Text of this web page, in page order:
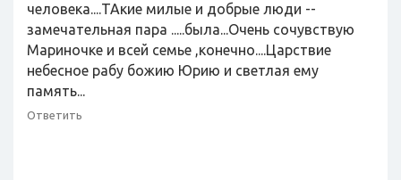
человека....ТАкие милые и добрые люди --
замечательная пара .....была...Очень сочувствую
Мариночке и всей семье ,конечно....Царствие
небесное рабу божию Юрию и светлая ему
память...
Ответить